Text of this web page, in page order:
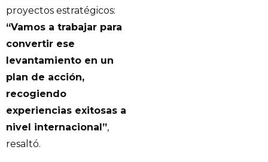
proyectos estratégicos:
“Vamos a trabajar para
convertir ese
levantamiento en un
plan de acción,
recogiendo
experiencias exitosas a
nivel internacional”,
resaltó.